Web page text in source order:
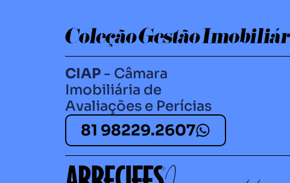
CIAP- Câmara
Imobiliária de
Avaliações e Perícias
81 98229.2607​